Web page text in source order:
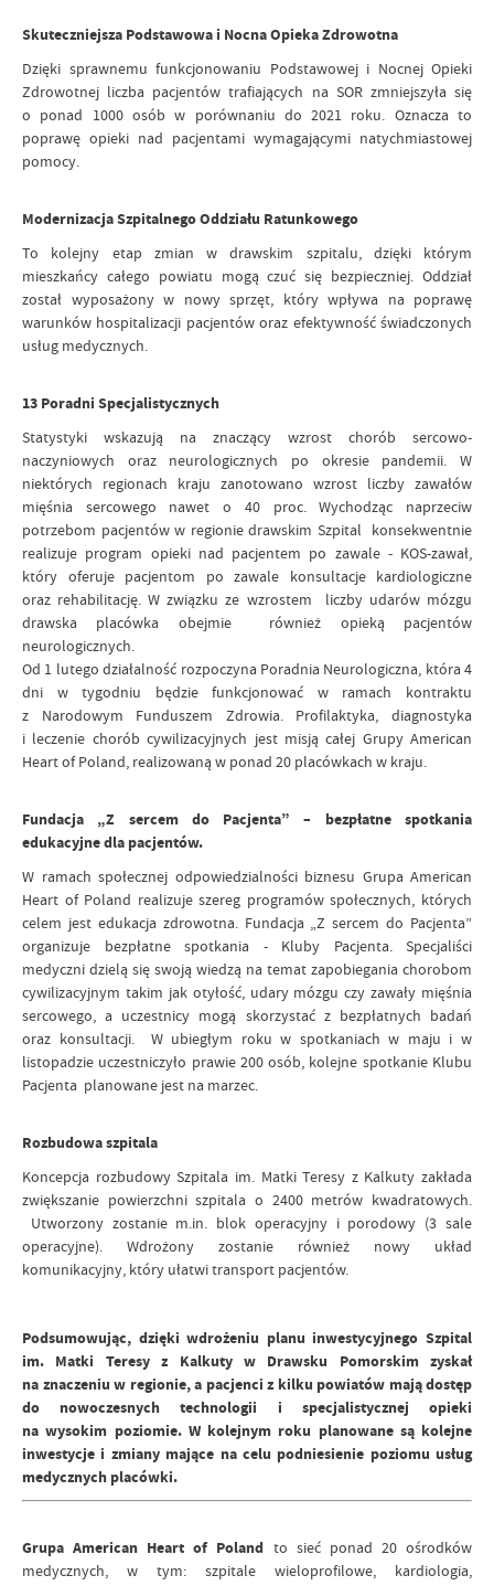
Skuteczniejsza Podstawowa i Nocna Opieka Zdrowotna
Dzięki sprawnemu funkcjonowaniu Podstawowej i Nocnej Opieki
Zdrowotnej liczba pacjentów trafiających na SOR zmniejszyła się
o ponad 1000 osób w porównaniu do 2021 roku. Oznacza to
poprawę opieki nad pacjentami wymagającymi natychmiastowej
pomocy.
Modernizacja Szpitalnego Oddziału Ratunkowego
To kolejny etap zmian w drawskim szpitalu, dzięki którym
mieszkańcy całego powiatu mogą czuć się bezpieczniej. Oddział
został wyposażony w nowy sprzęt, który wpływa na poprawę
warunków hospitalizacji pacjentów oraz efektywność świadczonych
usług medycznych.
13 Poradni Specjalistycznych
Statystyki wskazują na znaczący wzrost chorób sercowo-
naczyniowych oraz neurologicznych po okresie pandemii. W
niektórych regionach kraju zanotowano wzrost liczby zawałów
mięśnia sercowego nawet o 40 proc. Wychodząc naprzeciw
potrzebom pacjentów w regionie drawskim Szpital konsekwentnie
realizuje program opieki nad pacjentem po zawale - KOS-zawał,
który oferuje pacjentom po zawale konsultacje kardiologiczne
oraz rehabilitację. W związku ze wzrostem liczby udarów mózgu
drawska placówka obejmie również opieką pacjentów
neurologicznych.
Od 1 lutego działalność rozpoczyna Poradnia Neurologiczna, która 4
dni w tygodniu będzie funkcjonować w ramach kontraktu
z Narodowym Funduszem Zdrowia. Profilaktyka, diagnostyka
i leczenie chorób cywilizacyjnych jest misją całej Grupy American
Heart of Poland, realizowaną w ponad 20 placówkach w kraju.
Fundacja „Z sercem do Pacjenta” – bezpłatne spotkania
edukacyjne dla pacjentów.
W ramach społecznej odpowiedzialności biznesu Grupa American
Heart of Poland realizuje szereg programów społecznych, których
celem jest edukacja zdrowotna. Fundacja „Z sercem do Pacjenta”
organizuje bezpłatne spotkania - Kluby Pacjenta. Specjaliści
medyczni dzielą się swoją wiedzą na temat zapobiegania chorobom
cywilizacyjnym takim jak otyłość, udary mózgu czy zawały mięśnia
sercowego, a uczestnicy mogą skorzystać z bezpłatnych badań
oraz konsultacji. W ubiegłym roku w spotkaniach w maju i w
listopadzie uczestniczyło prawie 200 osób, kolejne spotkanie Klubu
Pacjenta planowane jest na marzec.
Rozbudowa szpitala
Koncepcja rozbudowy Szpitala im. Matki Teresy z Kalkuty zakłada
zwiększanie powierzchni szpitala o 2400 metrów kwadratowych.
Utworzony zostanie m.in. blok operacyjny i porodowy (3 sale
operacyjne). Wdrożony zostanie również nowy układ
komunikacyjny, który ułatwi transport pacjentów.
Podsumowując, dzięki wdrożeniu planu inwestycyjnego Szpital
im. Matki Teresy z Kalkuty w Drawsku Pomorskim zyskał
na znaczeniu w regionie, a pacjenci z kilku powiatów mają dostęp
do nowoczesnych technologii i specjalistycznej opieki
na wysokim poziomie. W kolejnym roku planowane są kolejne
inwestycje i zmiany mające na celu podniesienie poziomu usług
medycznych placówki.
Grupa American Heart of Poland to sieć ponad 20 ośrodków
medycznych, w tym: szpitale wieloprofilowe, kardiologia,